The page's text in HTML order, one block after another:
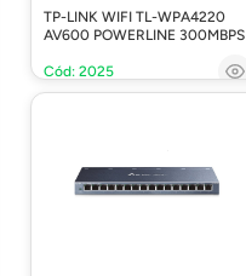
TP-LINK WIFI TL-WPA4220
AV600 POWERLINE 300MBPS
Cód: 2025